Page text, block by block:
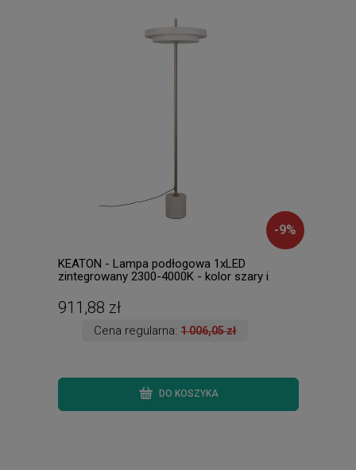
-9%
KEATON - Lampa podłogowa 1xLED
zintegrowany 2300-4000K - kolor szary i
911,88 zł
Cena regularna:1 006,05 zł
DO KOSZYKA